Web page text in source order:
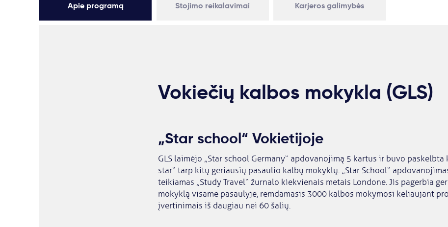
Apie programą Stojimo reikalavimai Karjeros galimybės
Vokiečių kalbos mokykla (GLS)
„Star school“ Vokietijoje
GLS laimėjo „Star school Germany“ apdovanojimą 5 kartus ir buvo paskelbta
star“ tarp kitų geriausių pasaulio kalbų mokyklų. „Star School“
teikiamas „Study Travel“ žurnalo kiekvienais metais Londone. Jis pagerbia
mokyklą visame pasaulyje, remdamasis 3000 kalbos mokymosi keliaujant
įvertinimais iš daugiau nei 60 šalių.